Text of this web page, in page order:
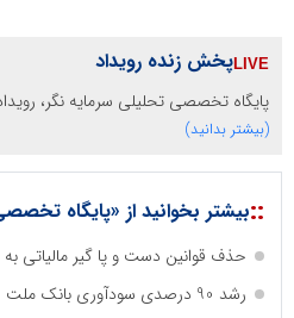
پخش زنده رویداد
پایگاه تخصصی تحلیلی سرمایه نگر،
(بیشتر بدانید)
::بیشتر بخوانید از «پایگاه
حذف قوانین دست و پا گیر مالیاتی
رشد 90 درصدی سودآوری بانک ملت